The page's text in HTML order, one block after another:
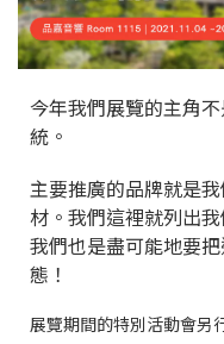
今年我們展覽的主角
統。
主要推廣的品牌就是
材。我們這裡就列出
我們也是盡可能地要
態！
展覽期間的特別活動會另